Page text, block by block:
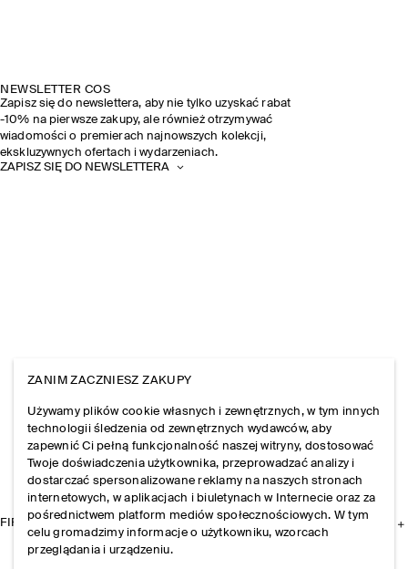
NEWSLETTER COS
Zapisz się do newslettera, aby nie tylko uzyskać rabat
-10% na pierwsze zakupy, ale również otrzymywać
wiadomości o premierach najnowszych kolekcji,
ekskluzywnych ofertach i wydarzeniach.
ZAPISZ SIĘ DO NEWSLETTERA
FIRMA
ZANIM ZACZNIESZ ZAKUPY
Używamy plików cookie własnych i zewnętrznych, w tym innych
technologii śledzenia od zewnętrznych wydawców, aby
zapewnić Ci pełną funkcjonalność naszej witryny, dostosować
Twoje doświadczenia użytkownika, przeprowadzać analizy i
dostarczać spersonalizowane reklamy na naszych stronach
internetowych, w aplikacjach i biuletynach w Internecie oraz za
pośrednictwem platform mediów społecznościowych. W tym
celu gromadzimy informacje o użytkowniku, wzorcach
przeglądania i urządzeniu.